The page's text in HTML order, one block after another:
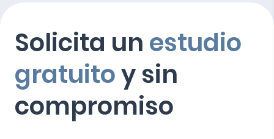
Solicita un estudio
gratuitoy sin
compromiso